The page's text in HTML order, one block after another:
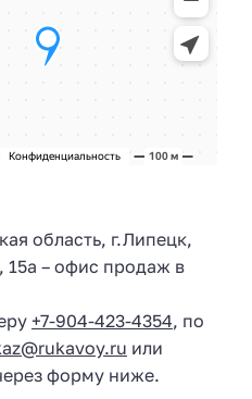
область, г.Липецк,
15а – офис продаж в
+7-904-423-4354, по
или
форму ниже.